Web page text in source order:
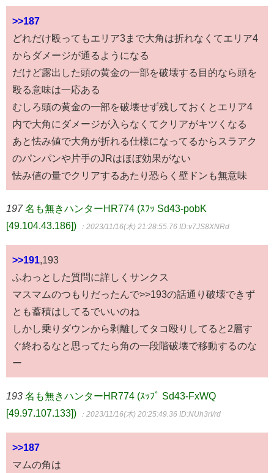
>>187
どれだけ殴ってもエリア3まで大角は折れなくてエリア4
からダメージが通るようになる
だけど露出した頭の黄金の一部を破壊する目的なら頭を
殴る意味は一応ある
むしろ頭の黄金の一部を破壊せず残しておくとエリア4
内で大角にダメージが入らなくてクリアがキツくなる
あと怯み値で大角が折れる仕様になってるからスラアク
のパンパンや片手のJRはほぼ効果がない
怯み値の量でクリアするあたり恐らく壁ドンも無意味
197 名も無きハンターHR774 (ｽﾌｯ Sd43-pobK
[49.104.43.186])
：2023/11/16(木) 21:28:55.76 ID:v7JS8XNRd
>>191
,193
ふわっとした質問に詳しくサンクス
マスマムのつもりだったんで>>193の話通り破壊できず
とも蓄積はしてるでいいのね
しかし乗りダウンから剥離してタコ殴りしてると2層す
ぐ終わるなと思ってたら角の一段階破壊で移動するのな
ー
193 名も無きハンターHR774 (ｽｯﾌﾟ Sd43-FxWQ
[49.97.107.133])
：2023/11/16(木) 20:25:49.36 ID:NUh3rI/rd
>>187
マムの角は